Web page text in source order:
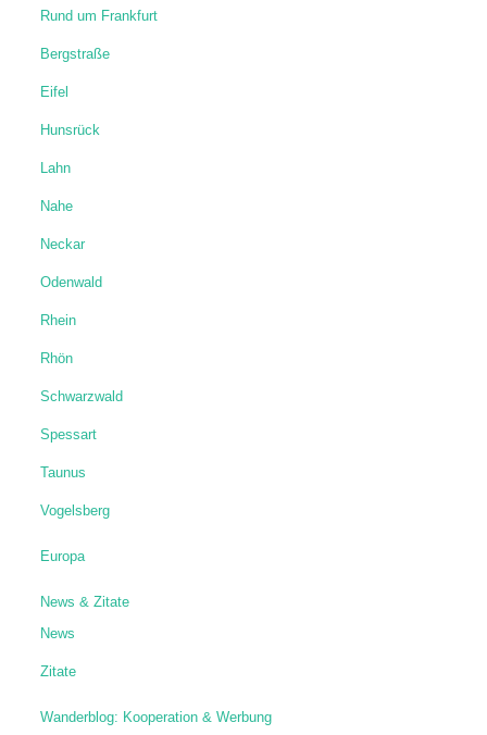
Rund um Frankfurt
Bergstraße
Eifel
Hunsrück
Lahn
Nahe
Neckar
Odenwald
Rhein
Rhön
Schwarzwald
Spessart
Taunus
Vogelsberg
Europa
News & Zitate
News
Zitate
Wanderblog: Kooperation & Werbung